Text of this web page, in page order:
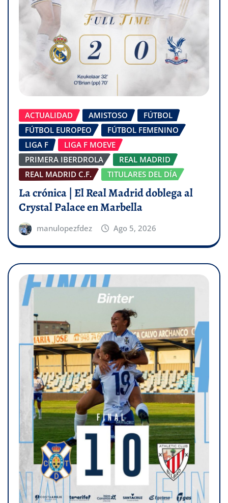
ACTUALIDAD AMISTOSO
FÚTBOL
FÚTBOL EUROPEO
FÚTBOL FEMENINO
LIGA F
LIGA F MOEVE
PRIMERA IBERDROLA
REAL MADRID
REAL MADRID C.F.
TITULARES DEL DÍA
La crónica | El Real Madrid doblega al
Crystal Palace en Marbella
manulopezfdez Ago 5, 2026